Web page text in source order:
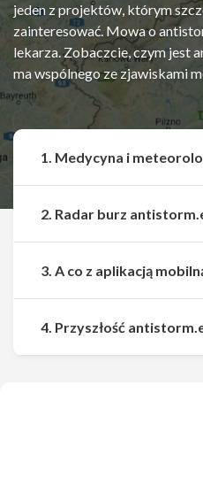
jeden z projektów, którym
zainteresować. Mowa o
lekarza. Zobaczcie, czym jest
ma wspólnego ze zjawiskami
Udostępnij
1. Medycyna i
2. Radar burz
3. A co z aplikacją
4. Przyszłość